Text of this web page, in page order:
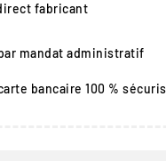
fabricant
mandat administratif
bancaire 100 %